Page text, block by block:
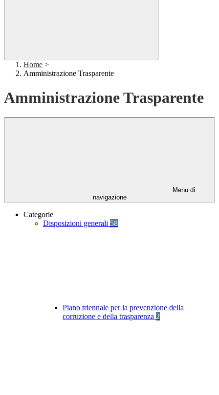
Home >
Amministrazione Trasparente
Amministrazione Trasparente
Menu di
navigazione
Categorie
Disposizioni generali 58
Piano triennale per la prevenzione della
corruzione e della trasparenza 2